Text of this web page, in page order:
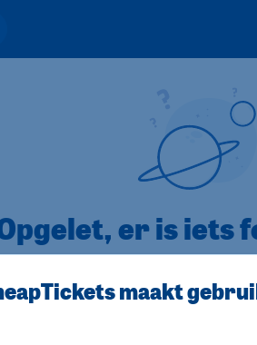
er is iets
maakt